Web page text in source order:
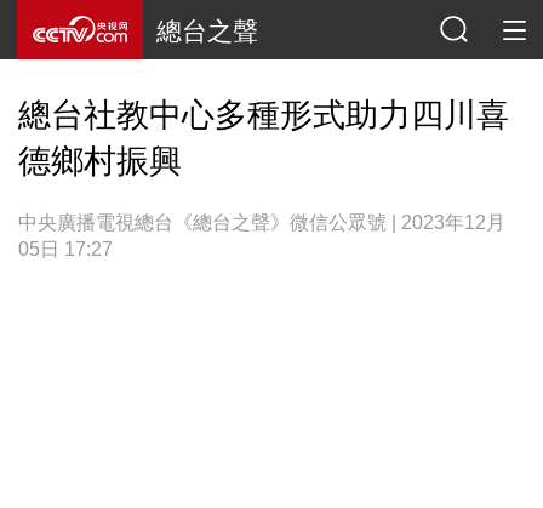
總台之聲
總台社教中心多種形式助力四川喜
德鄉村振興
中央廣播電視總台《總台之聲》微信公眾號 | 2023年12月
05日 17:27